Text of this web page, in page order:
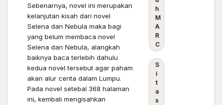
Sebenarnya, novel ini merupakan
kelanjutan kisah dari novel
Selena dan Nebula maka bagi
yang belum membaca novel
Selena dan Nebula, alangkah
baiknya baca terlebih dahulu
kedua novel tersebut agar paham
akan alur cerita dalam Lumpu.
Pada novel setebal 368 halaman
ini, kembali mengisahkan
h
M
A
R
C
S
i
t
a
s